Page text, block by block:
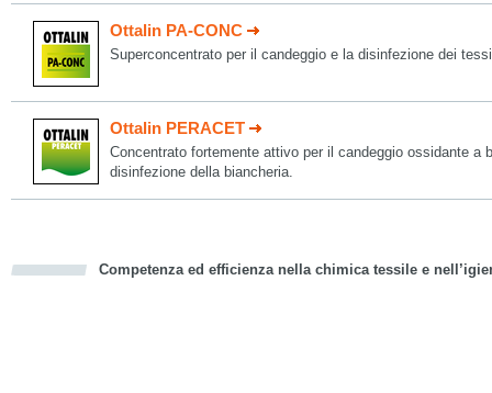
Ottalin PA-CONC
Superconcentrato per il candeggio e la disinfezione dei
Ottalin PERACET
Concentrato fortemente attivo per il candeggio ossidante a
disinfezione della biancheria.
Competenza ed efficienza nella chimica tessile e